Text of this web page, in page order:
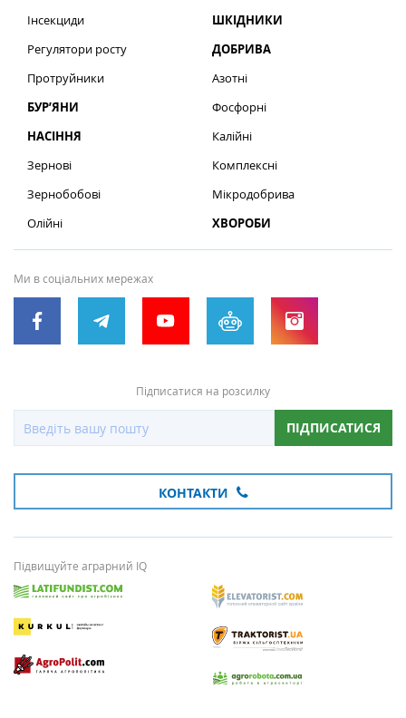
Інсекциди
Регулятори росту
Протруйники
БУР’ЯНИ
НАСІННЯ
Зернові
Зернобобові
Олійні
ШКІДНИКИ
ДОБРИВА
Азотні
Фосфорні
Калійні
Комплексні
Мікродобрива
ХВОРОБИ
Ми в соціальних мережах
Підписатися на розсилку
ПІДПИСАТИСЯ
КОНТАКТИ
Підвищуйте аграрний IQ